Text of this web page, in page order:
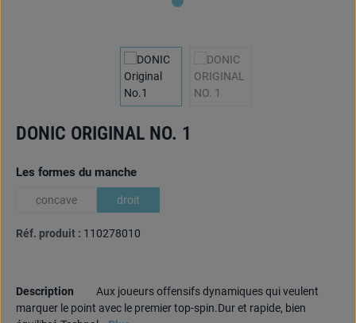
DONIC ORIGINAL NO. 1
Sélectionnez
Les formes du manche
concave droit
Réf. produit : 110278010
Description
Aux joueurs offensifs dynamiques qui veulent
marquer le point avec le premier top-spin.Dur et rapide, bien